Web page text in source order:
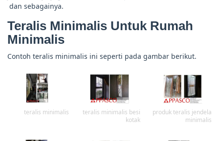
dan sebagainya.
Teralis Minimalis Untuk Rumah
Minimalis
Contoh teralis minimalis ini seperti pada gambar berikut.
teralis minimalis
teralis minimalis besi
kotak
produk teralis jendela
minimalis